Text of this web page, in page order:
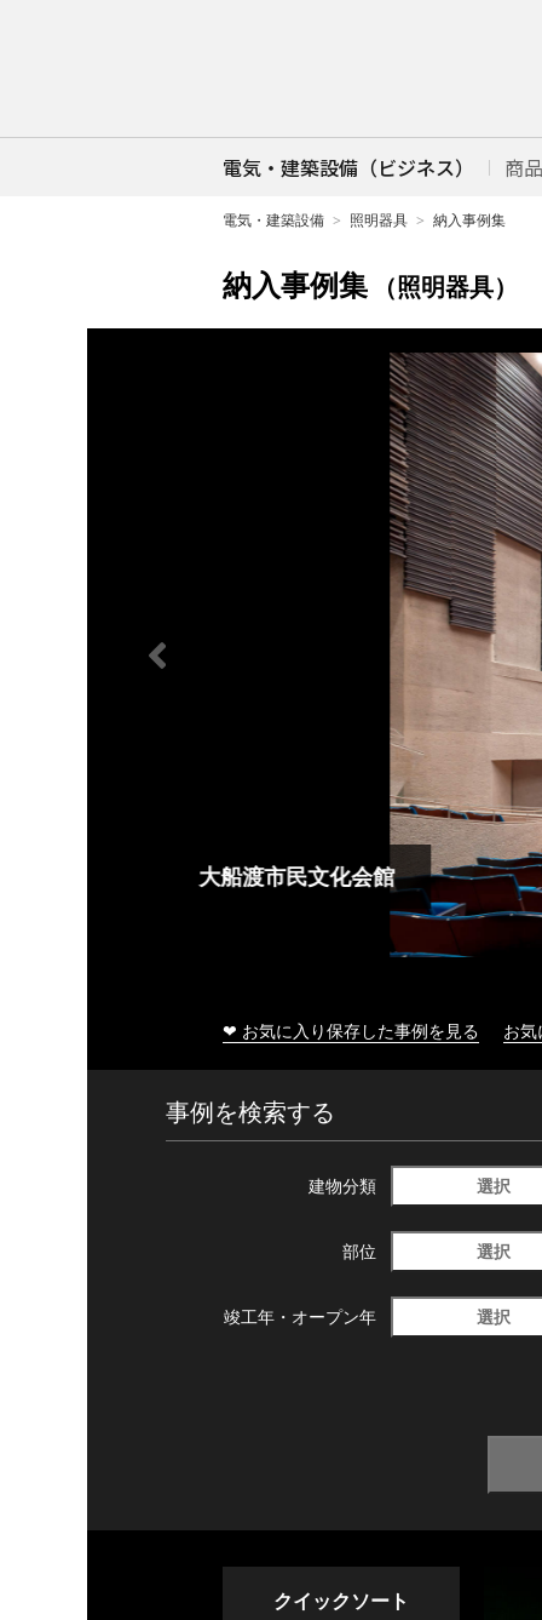
電気・建築設備（ビジネス） 商
電気・建築設備 照明器具 納入事例集
納入事例集 （照明器具）
大船渡市民文化会館
❤ お気に入り保存した事例を見る お
事例を検索する
建物分類 選択
部位 選択
竣工年・ オープン年 選択
クイックソート